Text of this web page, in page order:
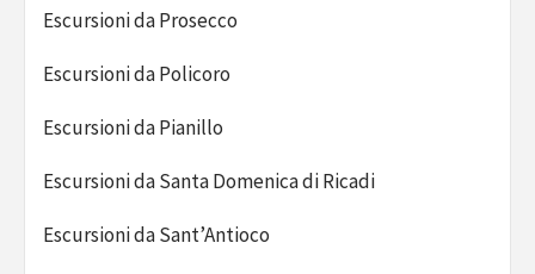
Escursioni da Prosecco
Escursioni da Policoro
Escursioni da Pianillo
Escursioni da Santa Domenica di Ricadi
Escursioni da Sant’Antioco